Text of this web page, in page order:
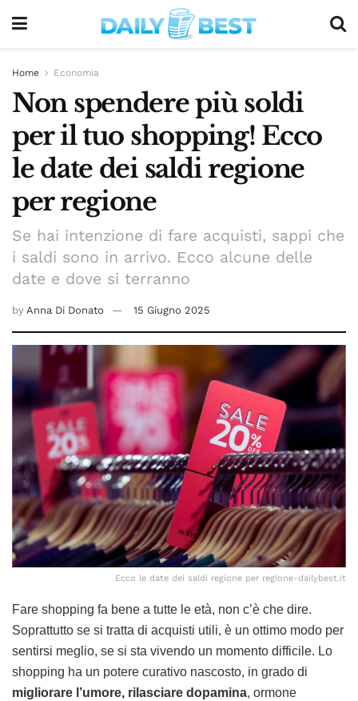
Home Economia
Non spendere più soldi
per il tuo shopping! Ecco
le date dei saldi regione
per regione
Se hai intenzione di fare acquisti, sappi che
i saldi sono in arrivo. Ecco alcune delle
date e dove si terranno
by Anna Di Donato 15 Giugno 2025
Ecco le date dei saldi regione per regione-dailybest.it
Fare shopping fa bene a tutte le età, non c’è che dire.
Soprattutto se si tratta di acquisti utili, è un ottimo modo per
sentirsi meglio, se si sta vivendo un momento difficile. Lo
shopping ha un potere curativo nascosto, in grado di
migliorare l’umore, rilasciare dopamina, ormone